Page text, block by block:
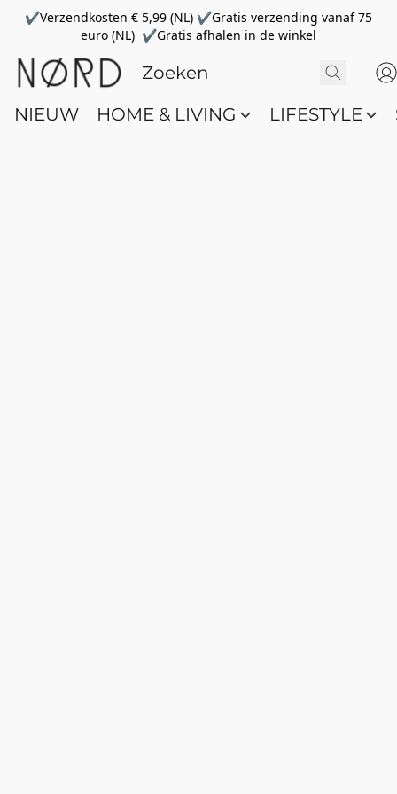
✔Verzendkosten € 5,99 (NL) ✔Gratis verzending vanaf 75
euro (NL) ✔Gratis afhalen in de winkel
NIEUW HOME & LIVING LIFESTYLE